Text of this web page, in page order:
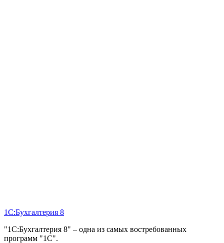
1С:Бухгалтерия 8
"1С:Бухгалтерия 8" – одна из самых востребованных
программ "1С".